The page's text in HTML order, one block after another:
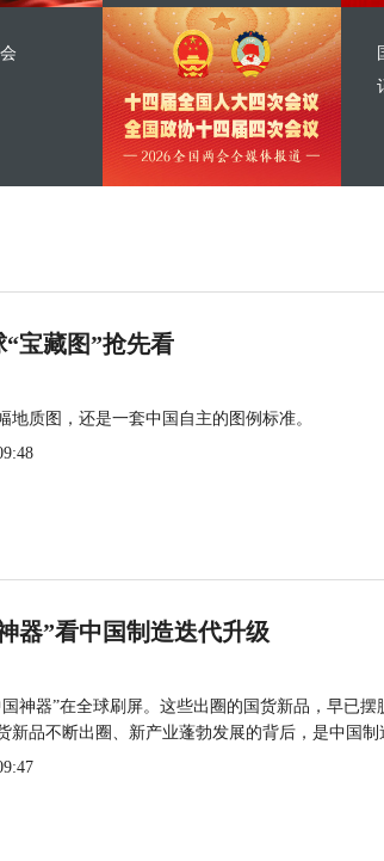
宝藏图”抢先看
地质图，还是一套中国自主的图例标准。
器”看中国制造迭代升级
神器”在全球刷屏。这些出圈的国货新品，早已
新品不断出圈、新产业蓬勃发展的背后，是中国制